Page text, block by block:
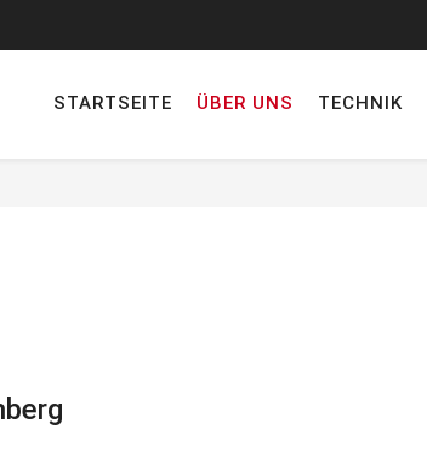
STARTSEITE ÜBER UNS TECHNIK